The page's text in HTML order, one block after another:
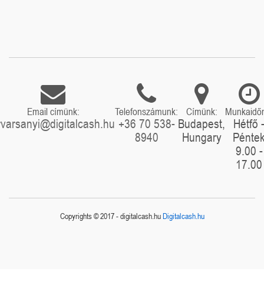
Email címünk: Telefonszámunk:
+36 70 538-
8940
Címünk:
Budapest,
Hungary
Hétfő -
9.00 -
17.00
Copyrights © 2017 - digitalcash.huDigitalcash.hu